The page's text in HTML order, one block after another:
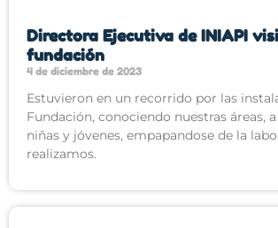
Directora Ejecutiva de INIAPI
fundación
4 de diciembre de 2023
Estuvieron en un recorrido por las
Fundación, conociendo nuestras áreas,
niñas y jóvenes, empapandose de la
realizamos.